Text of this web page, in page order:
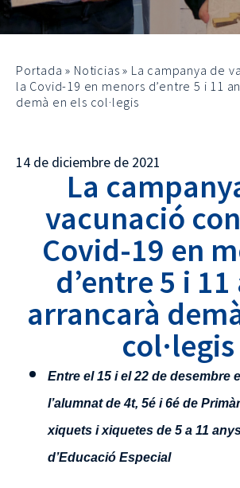
Portada » Noticias » La campanya de
la Covid-19 en menors d’entre 5 i 11
demà en els col·legis
14 de diciembre de 2021
La
vacunació
Covid-19 en
d’entre 5 i
arrancarà
col·legis
Entre el 15 i el 22 de desembre
l’alumnat de 4t, 5é i 6é de
xiquets i xiquetes de 5 a 11
d’Educació Especial